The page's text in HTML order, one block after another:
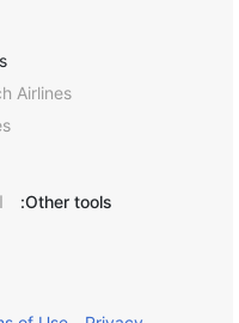
Airlines
Other tools: